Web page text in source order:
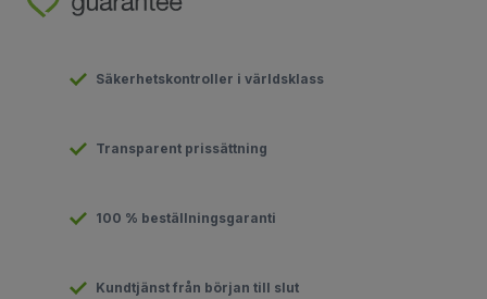
Säkerhetskontroller i världsklass
Transparent prissättning
100 % beställningsgaranti
Kundtjänst från början till slut